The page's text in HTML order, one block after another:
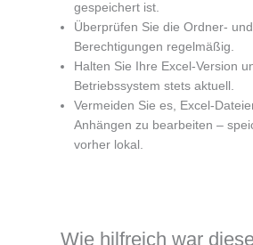
gespeichert ist.
Überprüfen Sie die Ordner-
Berechtigungen regelmäßig.
Halten Sie Ihre Excel-Version
Betriebssystem stets aktuell.
Vermeiden Sie es, Excel-
Anhängen zu bearbeiten –
vorher lokal.
Wie hilfreich war